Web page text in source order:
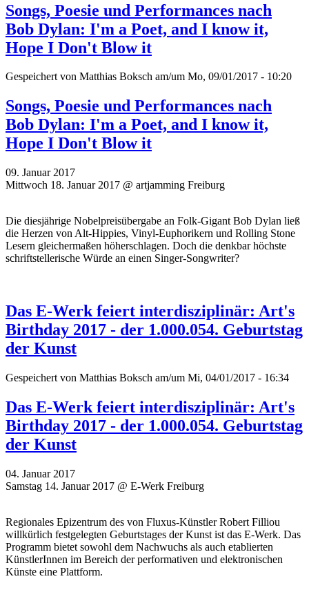
Songs, Poesie und Performances nach
Bob Dylan: I'm a Poet, and I know it,
Hope I Don't Blow it
Gespeichert von Matthias Boksch am/um Mo, 09/01/2017 - 10:20
Songs, Poesie und Performances nach
Bob Dylan: I'm a Poet, and I know it,
Hope I Don't Blow it
09. Januar 2017
Mittwoch 18. Januar 2017 @ artjamming Freiburg
Die diesjährige Nobelpreisübergabe an Folk-Gigant Bob Dylan ließ
die Herzen von Alt-Hippies, Vinyl-Euphorikern und Rolling Stone
Lesern gleichermaßen höherschlagen. Doch die denkbar höchste
schriftstellerische Würde an einen Singer-Songwriter?
Das E-Werk feiert interdisziplinär: Art's
Birthday 2017 - der 1.000.054. Geburtstag
der Kunst
Gespeichert von Matthias Boksch am/um Mi, 04/01/2017 - 16:34
Das E-Werk feiert interdisziplinär: Art's
Birthday 2017 - der 1.000.054. Geburtstag
der Kunst
04. Januar 2017
Samstag 14. Januar 2017 @ E-Werk Freiburg
Regionales Epizentrum des von Fluxus-Künstler Robert Filliou
willkürlich festgelegten Geburtstages der Kunst ist das E-Werk. Das
Programm bietet sowohl dem Nachwuchs als auch etablierten
KünstlerInnen im Bereich der performativen und elektronischen
Künste eine Plattform.